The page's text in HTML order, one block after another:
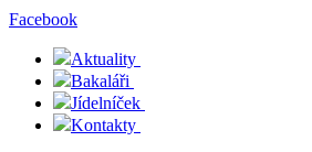
Facebook
Aktuality
Bakaláři
Jídelníček
Kontakty